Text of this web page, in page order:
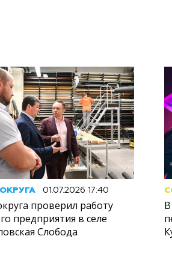
01.07.2026 17:40
проверил работу
предприятия в селе
Слобода